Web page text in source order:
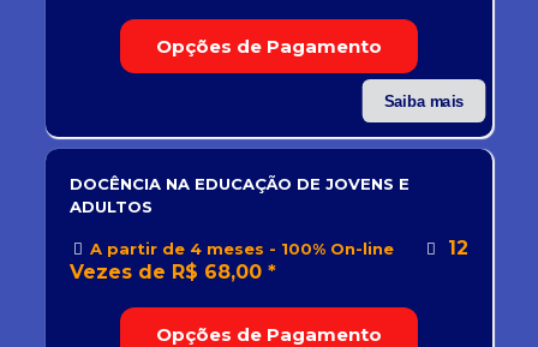
Opções de Pagamento
Saiba mais
Opções de Pagamento
DOCÊNCIA NA EDUCAÇÃO DE JOVENS E
ADULTOS
A partir de 4 meses - 100% On-line
12
Vezes de R$ 68,00 *